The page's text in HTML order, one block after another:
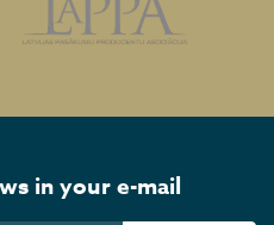
in your e-mail